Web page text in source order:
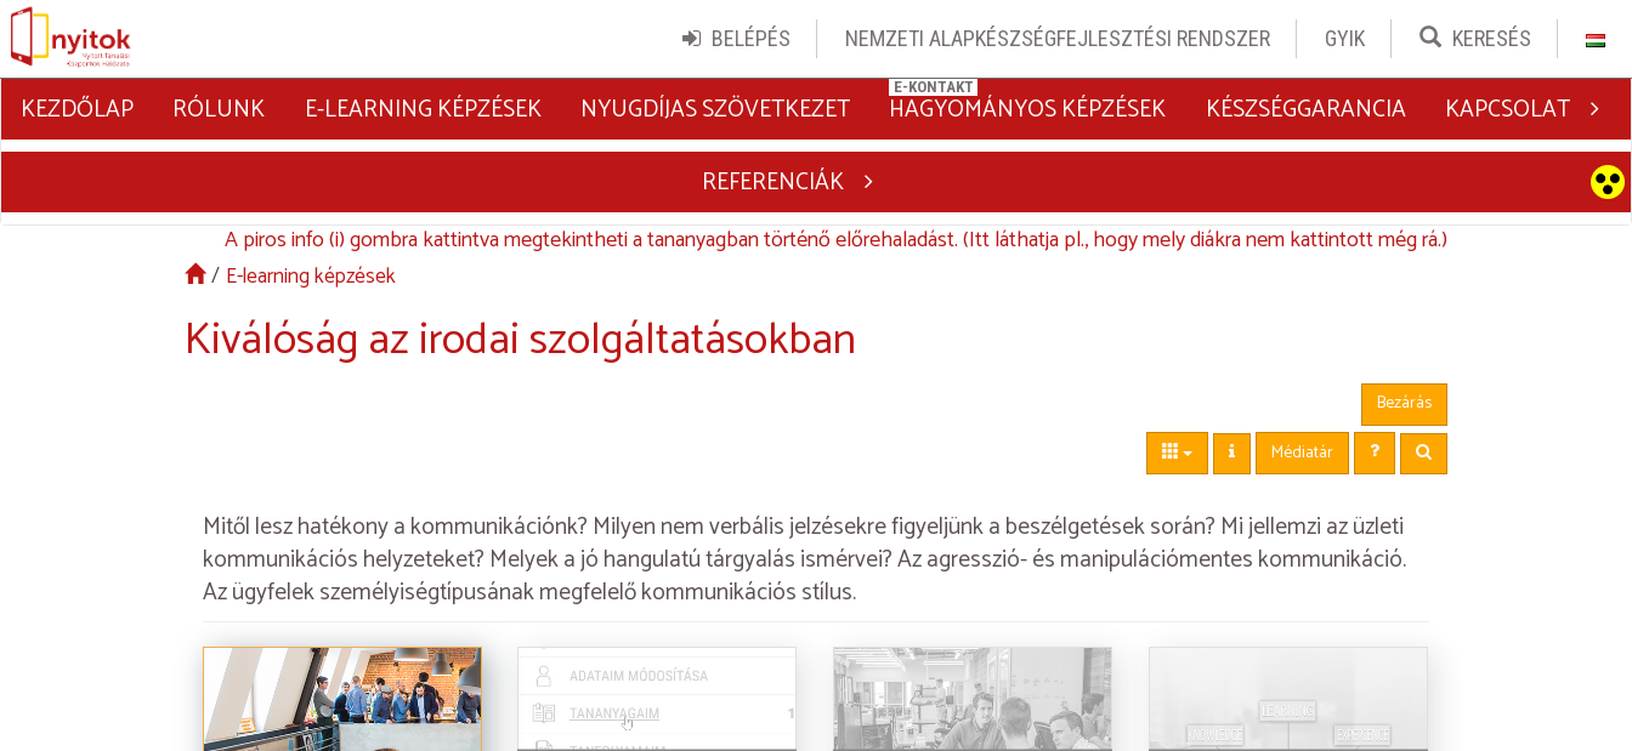
BELÉPÉS NEMZETI ALAPKÉSZSÉGFEJLESZTÉSI RENDSZER GYIK KERESÉS
KEZDŐLAP RÓLUNK E-LEARNING KÉPZÉSEK NYUGDÍJAS SZÖVETKEZET HAGYOMÁNYOS KÉPZÉSEK KÉSZSÉGGARANCIA
KAPCSOLAT
REFERENCIÁK
A piros info (i) gombra kattintva megtekintheti a tananyagban történő előrehaladást. (Itt láthatja pl., hogy mely diákra nem kattintott még rá.)
E-learning képzések
Kiválóság az irodai szolgáltatásokban
Bezárás
Médiatár
Mitől lesz hatékony a kommunikációnk? Milyen nem verbális jelzésekre figyeljünk a beszélgetések során? Mi jellemzi az üzleti
kommunikációs helyzeteket? Melyek a jó hangulatú tárgyalás ismérvei? Az agresszió- és manipulációmentes kommunikáció.
Az ügyfelek személyiségtípusának megfelelő kommunikációs stílus.